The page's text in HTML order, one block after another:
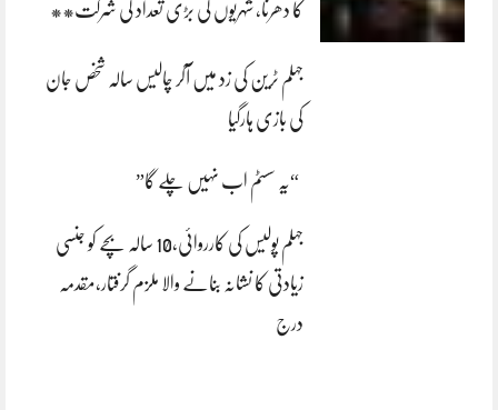
کا دھرنا، شہریوں کی بڑی تعداد کی شرکت**
جہلم ٹرین کی زد میں آکر چالیس سالہ شخص جان
کی بازی ہارگیا
“یہ سسٹم اب نہیں چلے گا”
جہلم پولیس کی کارروائی،10 سالہ بچے کو جنسی
زیادتی کا نشانہ بنانے والا ملزم گرفتار،مقدمہ
درج